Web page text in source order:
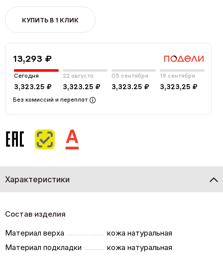
КУПИТЬ В 1 КЛИК
13,293 ₽
Сегодня
3,323.25 ₽
22 августа
3,323.25 ₽
05 сентября
3,323.25 ₽
19 сентября
3,323,25 ₽
Без комиссий и переплат
Характеристики
Состав изделия
Материал верха
кожа натуральная
Материал подкладки
кожа натуральная